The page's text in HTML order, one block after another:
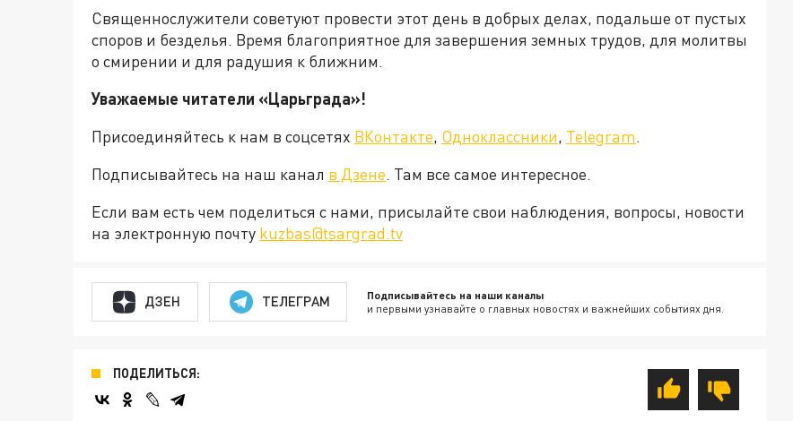
Священнослужители советуют провести этот день в добрых делах, подальше от пустых
споров и безделья. Время благоприятное для завершения земных трудов, для молитвы
о смирении и для радушия к ближним.
Уважаемые читатели «Царьграда»!
Присоединяйтесь к нам в соцсетях ВКонтакте, Одноклассники, Telegram.
Подписывайтесь на наш канал в Дзене. Там все самое интересное.
Если вам есть чем поделиться с нами, присылайте свои наблюдения, вопросы, новости
на электронную почту kuzbas@tsargrad.tv
ДЗЕН ТЕЛЕГРАМ Подписывайтесь на наши каналы
и первыми узнавайте о главных новостях и важнейших событиях дня.
ПОДЕЛИТЬСЯ: